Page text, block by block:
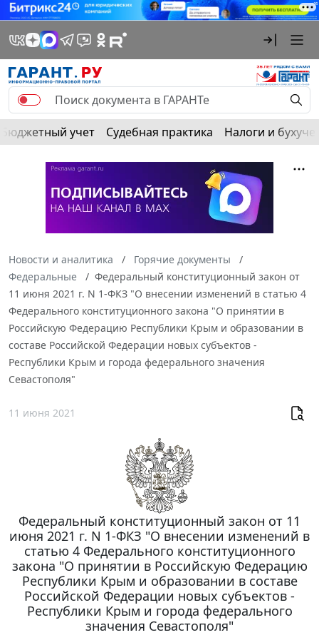
Бюджетный учет Судебная практика Налоги и
Новости и аналитика
Горячие документы
Федеральные
Федеральный конституционный закон от
11 июня 2021 г. N 1-ФКЗ "О внесении изменений в статью 4
Федерального конституционного закона "О принятии в
Российскую Федерацию Республики Крым и образовании в
составе Российской Федерации новых субъектов -
Республики Крым и города федерального значения
Севастополя"
11 июня 2021
Федеральный конституционный закон от 11
июня 2021 г. N 1-ФКЗ "О внесении изменений в
статью 4 Федерального конституционного
закона "О принятии в Российскую Федерацию
Республики Крым и образовании в составе
Российской Федерации новых субъектов -
Республики Крым и города федерального
значения Севастополя"